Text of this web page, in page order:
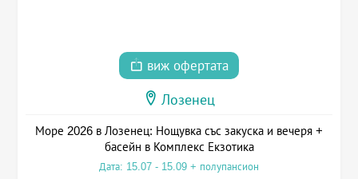
виж офертата
Лозенец
Море 2026 в Лозенец: Нощувка със закуска и вечеря +
басейн в Комплекс Екзотика
Дата: 15.07 - 15.09 + полупансион